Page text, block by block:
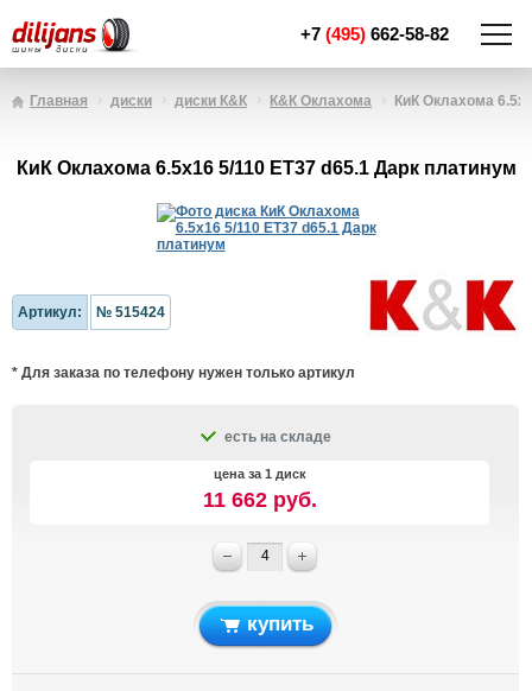
+7 (495) 662-58-82
Главная диски диски К&К К&К Оклахома КиК Оклахома
КиК Оклахома 6.5x16 5/110 ET37 d65.1 Дарк платинум
Артикул: № 515424
* Для заказа по телефону нужен только артикул
есть на складе
цена за 1 диск
11 662 руб.
купить